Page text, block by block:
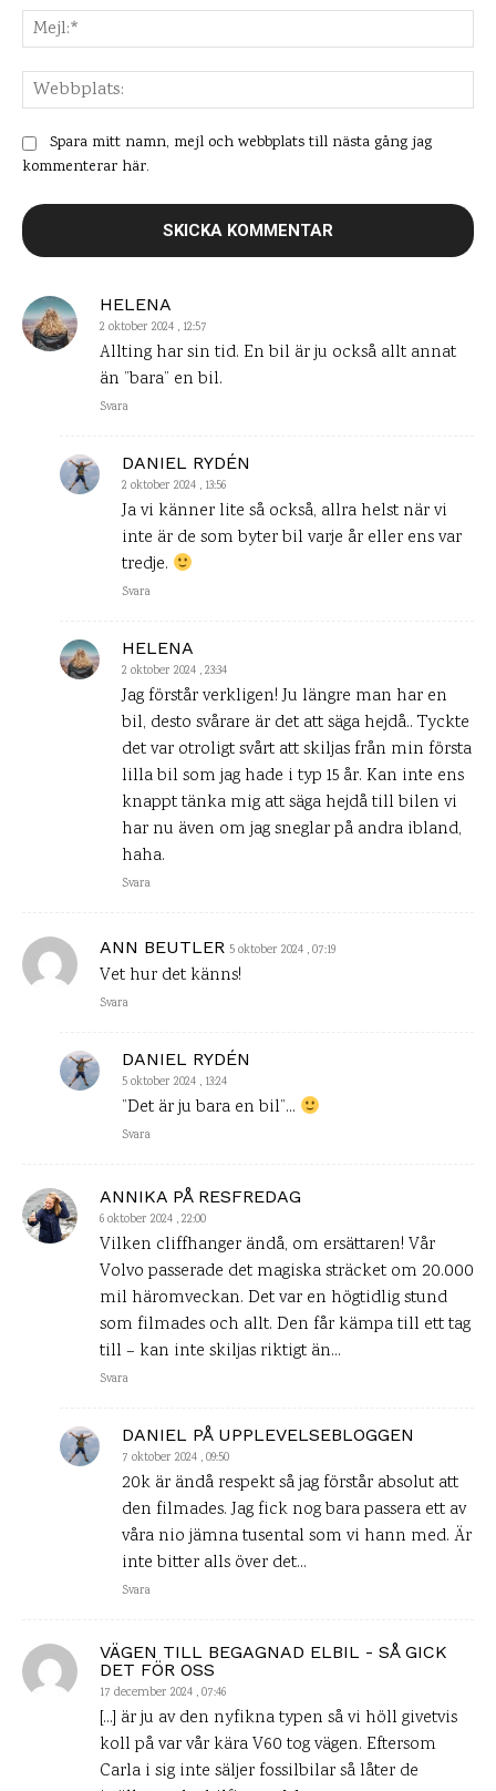
HELENA
2 oktober 2024 , 12:57
Allting har sin tid. En bil är ju också allt annat
än ”bara” en bil.
Svara
DANIEL RYDÉN
2 oktober 2024 , 13:56
Ja vi känner lite så också, allra helst när vi
inte är de som byter bil varje år eller ens var
tredje.
Svara
HELENA
2 oktober 2024 , 23:34
Jag förstår verkligen! Ju längre man har en
bil, desto svårare är det att säga hejdå.. Tyckte
det var otroligt svårt att skiljas från min första
lilla bil som jag hade i typ 15 år. Kan inte ens
knappt tänka mig att säga hejdå till bilen vi
har nu även om jag sneglar på andra ibland,
haha.
Svara
ANN BEUTLER 5 oktober 2024 , 07:19
Vet hur det känns!
Svara
DANIEL RYDÉN
5 oktober 2024 , 13:24
”Det är ju bara en bil”…
Svara
ANNIKA PÅ RESFREDAG
6 oktober 2024 , 22:00
Vilken cliffhanger ändå, om ersättaren! Vår
Volvo passerade det magiska sträcket om 20.000
mil häromveckan. Det var en högtidlig stund
som filmades och allt. Den får kämpa till ett tag
till – kan inte skiljas riktigt än…
Svara
DANIEL PÅ UPPLEVELSEBLOGGEN
7 oktober 2024 , 09:50
20k är ändå respekt så jag förstår absolut att
den filmades. Jag fick nog bara passera ett av
våra nio jämna tusental som vi hann med. Är
inte bitter alls över det…
Svara
VÄGEN TILL BEGAGNAD ELBIL - SÅ GICK
DET FÖR OSS
17 december 2024 , 07:46
[…] är ju av den nyfikna typen så vi höll givetvis
koll på var vår kära V60 tog vägen. Eftersom
Carla i sig inte säljer fossilbilar så låter de
Spara mitt namn, mejl och webbplats till nästa gång jag
kommenterar här.